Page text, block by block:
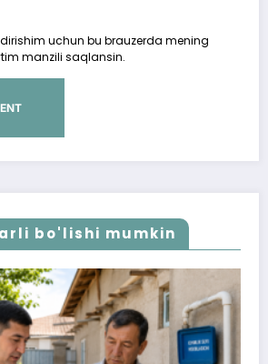
uchun bu brauzerda mening
manzili saqlansin.
bo'lishi mumkin